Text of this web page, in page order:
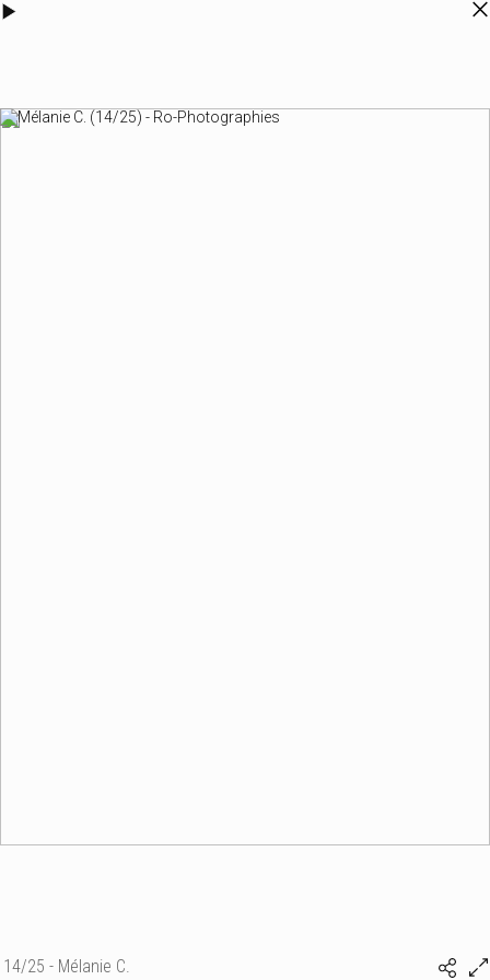
14/25 - Mélanie C.